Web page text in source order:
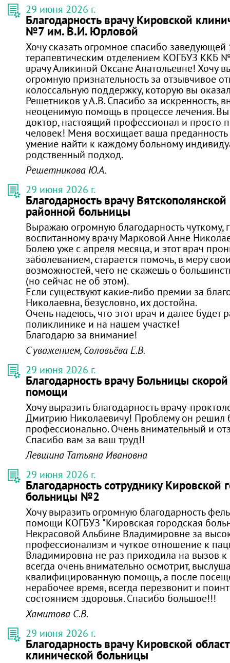
29 июня 2026 г.
Благодарность врачу Кировской
№7 им. В.И. Юрловой
Хочу сказать огромное спасибо
терапевтическим отделением КОГБУЗ ККБ
врачу Аликиной Оксане Анатольевне! Хочу
огромную признательность за отзывчивое
колоссальную поддержку, которую вы
Решетников у А.В. Спасибо за искренность,
неоценимую помощь в процессе лечения.
доктор, настоящий профессионал и просто
человек! Меня восхищает ваша
умение найти к каждому больному
родственный подход.
Решетникова Ю.А.
29 июня 2026 г.
Благодарность врачу
районной больницы
Выражаю огромную благодарность чуткому,
воспитанному врачу Марковой Анне
Болею уже с апреля месяца, и этот врач
заболеванием, старается помочь, в меру
возможностей, чего не скажешь о
(но сейчас не об этом).
Если существуют какие-либо премии за
Николаевна, безусловно, их достойна.
Очень надеюсь, что этот врач и далее будет
поликлинике и на нашем участке!
Благодарю за внимание!
С уважением, Соловьёва Е.В.
29 июня 2026 г.
Благодарность врачу Больницы
помощи
Хочу выразить благодарность врачу-
Дмитрию Николаевичу! Проблему он решил
профессионально. Очень внимательный и
Спасибо вам за ваш труд!!
Левшина Татьяна Ивановна
29 июня 2026 г.
Благодарность сотруднику Кировской
больницы №2
Хочу выразить огромную благодарность
помощи КОГБУЗ "Кировская городская
Некрасовой Альбине Владимировне за
профессионализм и чуткое отношение к
Владимировна не раз приходила на вызов
всегда очень внимательно осмотрит,
квалифицированную помощь, а после
нерабочее время, всегда перезвонит и
состоянием здоровья. Спасибо большое!!!
Хамитова С.В.
29 июня 2026 г.
Благодарность врачу Кировской
клинической больницы